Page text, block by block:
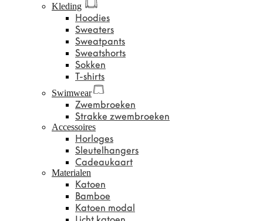
Kleding
Hoodies
Sweaters
Sweatpants
Sweatshorts
Sokken
T-shirts
Swimwear
Zwembroeken
Strakke zwembroeken
Accessoires
Horloges
Sleutelhangers
Cadeaukaart
Materialen
Katoen
Bamboe
Katoen modal